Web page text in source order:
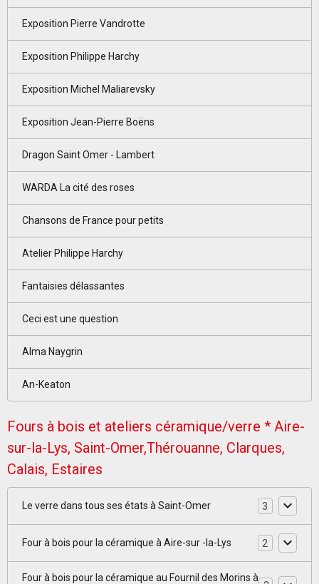
Exposition Pierre Vandrotte
Exposition Philippe Harchy
Exposition Michel Maliarevsky
Exposition Jean-Pierre Boëns
Dragon Saint Omer - Lambert
WARDA La cité des roses
Chansons de France pour petits
Atelier Philippe Harchy
Fantaisies délassantes
Ceci est une question
Alma Naygrin
An-Keaton
Fours à bois et ateliers céramique/verre * Aire-
sur-la-Lys, Saint-Omer,Thérouanne, Clarques,
Calais, Estaires
Le verre dans tous ses états à Saint-Omer 3
Four à bois pour la céramique à Aire-sur -la-Lys 2
Four à bois pour la céramique au Fournil des Morins à